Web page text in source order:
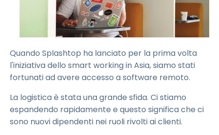
Quando Splashtop ha lanciato per la prima volta
l'iniziativa dello smart working in Asia, siamo stati
fortunati ad avere accesso a software remoto.
La logistica è stata una grande sfida. Ci stiamo
espandendo rapidamente e questo significa che ci
sono nuovi dipendenti nei ruoli rivolti ai clienti.